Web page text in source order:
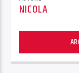
NICOLA